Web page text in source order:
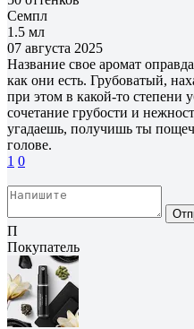
Семпл
1.5 мл
07 августа 2025
Название свое аромат
как они есть. Грубоватый,
при этом в какой-то
сочетание грубости и
угадаешь, получишь ты
голове.
1 0
П
Покупатель